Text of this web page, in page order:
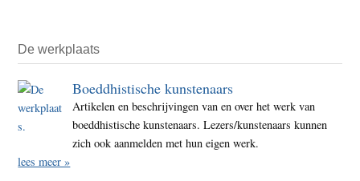
De werkplaats
Boeddhistische kunstenaars
Artikelen en beschrijvingen van en over het werk van
boeddhistische kunstenaars. Lezers/kunstenaars kunnen
zich ook aanmelden met hun eigen werk.
lees meer »